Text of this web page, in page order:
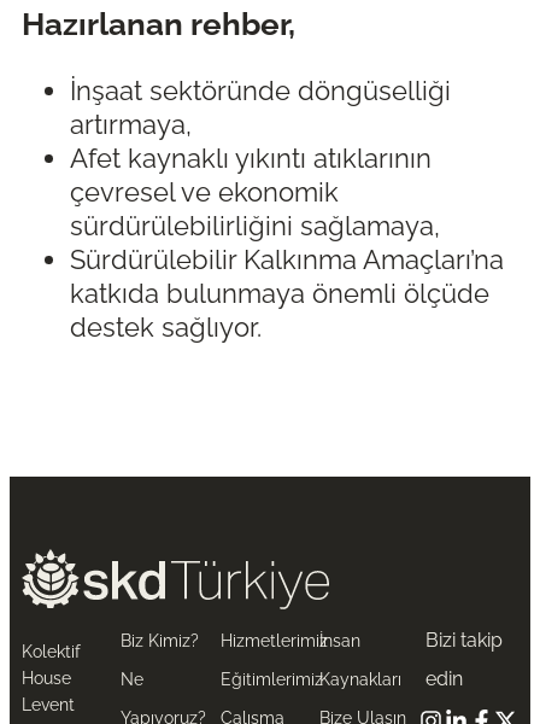
Hazırlanan rehber,
İnşaat sektöründe döngüselliği
artırmaya,
Afet kaynaklı yıkıntı atıklarının
çevresel ve ekonomik
sürdürülebilirliğini sağlamaya,
Sürdürülebilir Kalkınma Amaçları’na
katkıda bulunmaya önemli ölçüde
destek sağlıyor.
Kolektif
House
Levent
Biz Kimiz?
Ne
Yapıyoruz?
Hizmetlerimiz
Eğitimlerimiz
Çalışma
İnsan
Kaynakları
Bize Ulaşın
Bizi takip
edin